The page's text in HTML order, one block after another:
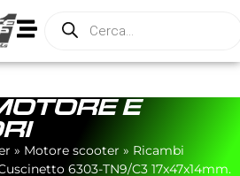
E
» Motore scooter » Ricambi
6303-TN9/C3 17x47x14mm.